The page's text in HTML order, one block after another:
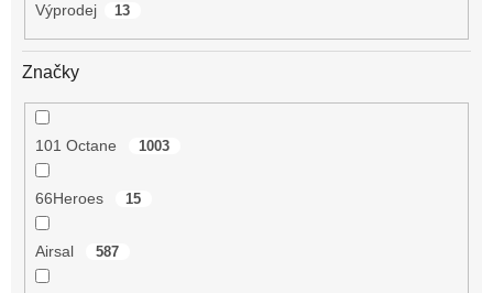
Výprodej 13
Značky
101 Octane 1003
66Heroes 15
Airsal 587